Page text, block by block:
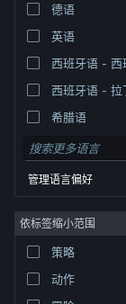
© Valve Corporation。保留
律信息| 无障碍
德语
英语
西班牙语 - 西
西班牙语 - 拉
希腊语
管理语言偏好
依标签缩小范围
策略
动作